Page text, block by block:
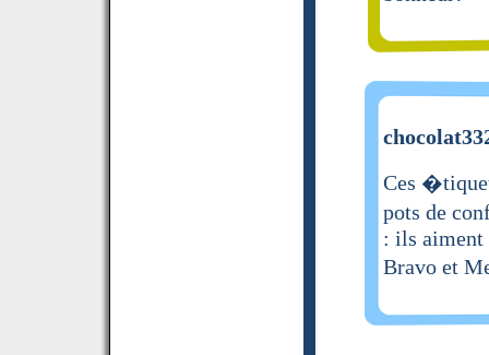
Ces
pots de
: ils aiment
Bravo et